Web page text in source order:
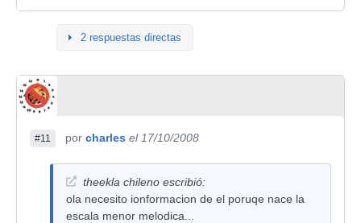
2 respuestas directas
#11 por charles el 17/10/2008
theekla chileno escribió:
ola necesito ionformacion de el poruqe nace la
escala menor melodica...